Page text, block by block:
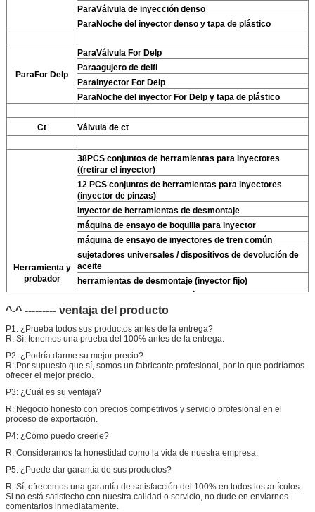
ParaVálvula de inyección denso
ParaNoche del inyector denso y tapa de plástico
ParaFor Delp
ParaVálvula For Delp
Paraagujero de delfi
Parainyector For Delp
ParaNoche del inyector For Delp y tapa de plástico
Ct Válvula de ct
Herramienta y
probador
38PCS conjuntos de herramientas para inyectores
((retirar el inyector)
12 PCS conjuntos de herramientas para inyectores
(inyector de pinzas)
inyector de herramientas de desmontaje
máquina de ensayo de boquilla para inyector
máquina de ensayo de inyectores de tren común
sujetadores universales / dispositivos de devolución de
aceite
herramientas de desmontaje (inyector fijo)
ParaLas llaves de tres mandíbulas densas
(quitar)ParaVálvula de densidad)
el micrómetro
Los kits de ensayo multifunción para inyectores CR
banco de ensayo de inyectores de ferrocarril común
(Para
piezo)
^-^ --------- ventaja del producto
P1: ¿Prueba todos sus productos antes de la entrega?
R: Sí, tenemos una prueba del 100% antes de la entrega.
P2: ¿Podría darme su mejor precio?
R: Por supuesto que sí, somos un fabricante profesional, por lo que podríamos
ofrecer el mejor precio.
P3: ¿Cuál es su ventaja?
R: Negocio honesto con precios competitivos y servicio profesional en el
proceso de exportación.
P4: ¿Cómo puedo creerle?
R: Consideramos la honestidad como la vida de nuestra empresa.
P5: ¿Puede dar garantía de sus productos?
R: Sí, ofrecemos una garantía de satisfacción del 100% en todos los artículos.
Si no está satisfecho con nuestra calidad o servicio, no dude en enviarnos
comentarios inmediatamente.